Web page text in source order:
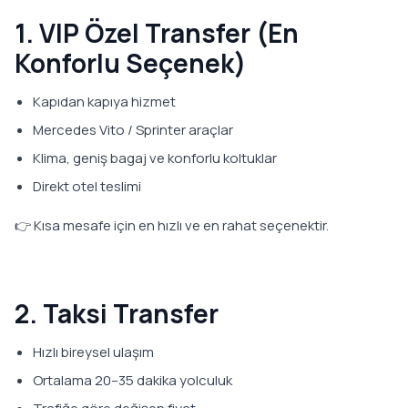
1. VIP Özel Transfer (En
Konforlu Seçenek)
Kapıdan kapıya hizmet
Mercedes Vito / Sprinter araçlar
Klima, geniş bagaj ve konforlu koltuklar
Direkt otel teslimi
👉 Kısa mesafe için en hızlı ve en rahat seçenektir.
2. Taksi Transfer
Hızlı bireysel ulaşım
Ortalama 20–35 dakika yolculuk